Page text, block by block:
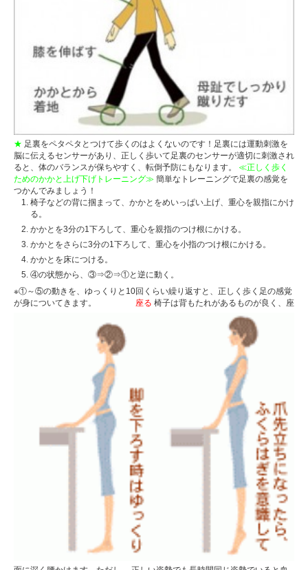
★ 足裏をペタペタとつけて歩くのはよくないのです！足裏には運動刺激を
脳に伝えるセンサーがあり、正しく歩いて足裏のセンサーが適切に刺激され
ると、体のバランスが保ちやすく、転倒予防にもなります。 ≪正しく歩く
ためのかかと上げ下げトレーニング≫ 簡単なトレーニングで足裏の感覚を
つかんでみましょう！
椅子などの背に掴まって、かかとをめいっぱい上げ、重心を親指にかけ
る。
かかとを3分の1下ろして、重心を親指のつけ根にかける。
かかとをさらに3分の1下ろして、重心を小指のつけ根にかける。
かかとを床につける。
④の状態から、③⇒②⇒①と逆に動く。
※①～⑤の動きを、ゆっくりと10回くらい繰り返すと、正しく歩く足の感覚
が身についてきます。
座る 椅子は背もたれがあるものが良く、座